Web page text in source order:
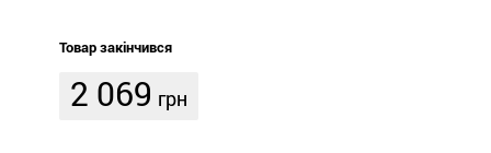
Товар закінчився
2 069 грн